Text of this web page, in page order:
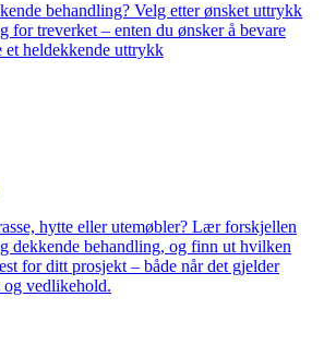
behandling? Velg etter ønsket uttrykk
for treverket – enten du ønsker å bevare
et heldekkende uttrykk
hytte eller utemøbler? Lær forskjellen
dekkende behandling, og finn ut hvilken
for ditt prosjekt – både når det gjelder
og vedlikehold.